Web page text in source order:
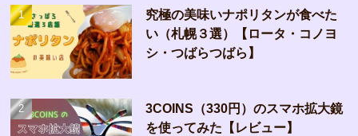
究極の美味いナポリタンが食べた
い（札幌３選）【ロータ・コノヨ
シ・つばらつばら】
3COINS（330円）のスマホ拡大鏡
を使ってみた【レビュー】